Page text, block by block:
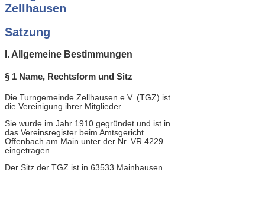
Zellhausen
Satzung
I. Allgemeine Bestimmungen
§ 1 Name, Rechtsform und Sitz
Die Turngemeinde Zellhausen e.V. (TGZ) ist
die Vereinigung ihrer Mitglieder.
Sie wurde im Jahr 1910 gegründet und ist in
das Vereinsregister beim Amtsgericht
Offenbach am Main unter der Nr. VR 4229
eingetragen.
Der Sitz der TGZ ist in 63533 Mainhausen.